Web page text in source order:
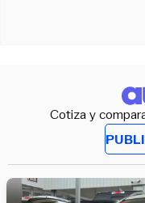
Cotiza y